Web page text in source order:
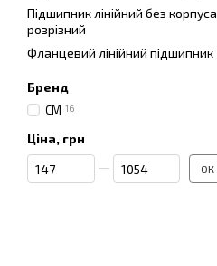
Підшипник лінійний без корпуса
розрізний
Фланцевий лінійний підшипник
Бренд
CM 16
Ціна, грн
Від Ціна, грн
До Ціна, грн ОК